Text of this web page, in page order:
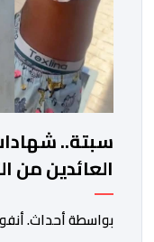
سبتة..
العائدين من
جسيمة من
الاسباني
بواسطة أحداث. أنفو